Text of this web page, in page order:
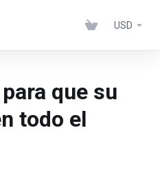
USD
que su
todo el